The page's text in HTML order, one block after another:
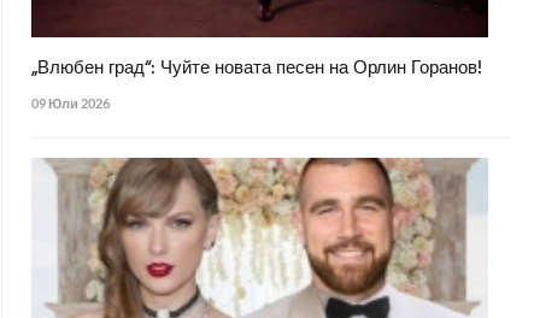
„Влюбен град“: Чуйте новата песен на Орлин Горанов!
09 Юли 2026